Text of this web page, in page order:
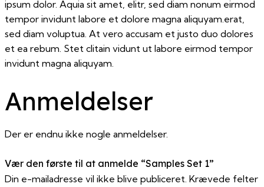
ipsum dolor. Aquia sit amet, elitr, sed diam nonum eirmod
tempor invidunt labore et dolore magna aliquyam.erat,
sed diam voluptua. At vero accusam et justo duo dolores
et ea rebum. Stet clitain vidunt ut labore eirmod tempor
invidunt magna aliquyam.
Anmeldelser
Der er endnu ikke nogle anmeldelser.
Vær den første til at anmelde “Samples Set 1”
Din e-mailadresse vil ikke blive publiceret. Krævede felter